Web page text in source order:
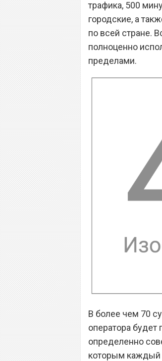
трафика, 500
городские, а
по всей стране.
полноценно
пределами.
В более чем 70
оператора будет
определенно
которым каждый